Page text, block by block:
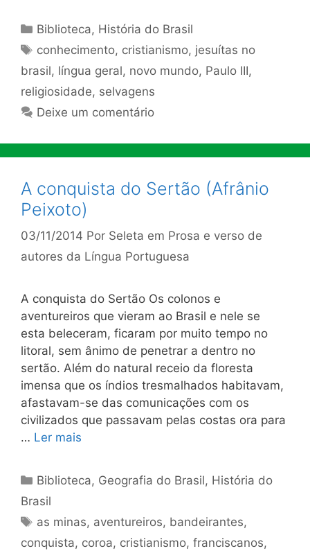
Categorias
Biblioteca, História do Brasil
Tags
conhecimento, cristianismo, jesuítas no
brasil, língua geral, novo mundo, Paulo III,
religiosidade, selvagens
Deixe um comentário
A conquista do Sertão (Afrânio
Peixoto)
03/11/2014 Por Seleta em Prosa e verso de
autores da Língua Portuguesa
A conquista do Sertão Os colonos e
aventureiros que vieram ao Brasil e nele se
esta­ beleceram, ficaram por muito tempo no
litoral, sem ânimo de pe­netrar a dentro no
sertão. Além do natural receio da floresta
imensa que os índios tresmalhados habitavam,
afastavam-se das comunicações com os
civilizados que passavam pelas costas ora pa­ra
… Ler mais
Categorias
Biblioteca, Geografia do Brasil, História do
Brasil
Tags
as minas, aventureiros, bandeirantes,
conquista, coroa, cristianismo, franciscanos,